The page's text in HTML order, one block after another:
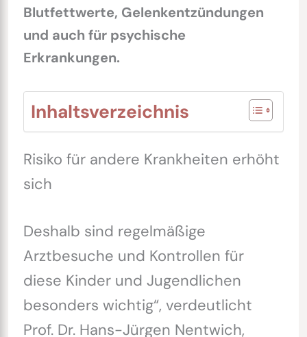
Blutfettwerte, Gelenkentzündungen
und auch für psychische
Erkrankungen.
Inhaltsverzeichnis
Risiko für andere Krankheiten erhöht
sich
Deshalb sind regelmäßige
Arztbesuche und Kontrollen für
diese Kinder und Jugendlichen
besonders wichtig“, verdeutlicht
Prof. Dr. Hans-Jürgen Nentwich,